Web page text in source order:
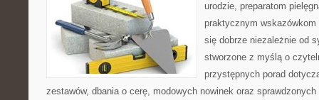
urodzie, preparatom
praktycznym
się dobrze niezależnie od
stworzone z myślą o
przystępnych porad
zestawów, dbania o cerę, modowych nowinek oraz